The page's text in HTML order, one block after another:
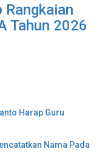
Rangkaian
Tahun 2026
Harap Guru
Nama Pada